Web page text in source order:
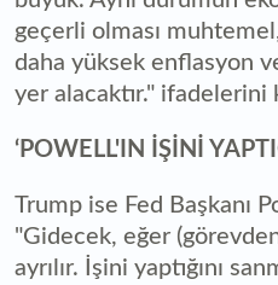
geçerli olması
daha yüksek enflasyon
yer alacaktır." ifadelerini
‘POWELL'IN İŞİNİ
Trump ise Fed Başkanı
"Gidecek, eğer
ayrılır. İşini yaptığını